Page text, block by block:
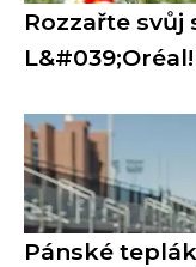
Rozzařte svůj
L&#039;Oréal!
Pánské